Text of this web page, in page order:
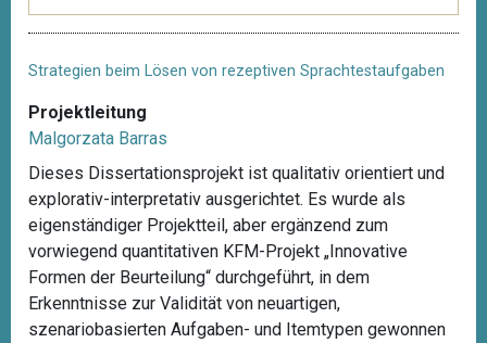
Strategien beim Lösen von rezeptiven Sprachtestaufgaben
Projektleitung
Malgorzata Barras
Dieses Dissertationsprojekt ist qualitativ orientiert und
explorativ-interpretativ ausgerichtet. Es wurde als
eigenständiger Projektteil, aber ergänzend zum
vorwiegend quantitativen KFM-Projekt „Innovative
Formen der Beurteilung“ durchgeführt, in dem
Erkenntnisse zur Validität von neuartigen,
szenariobasierten Aufgaben- und Itemtypen gewonnen